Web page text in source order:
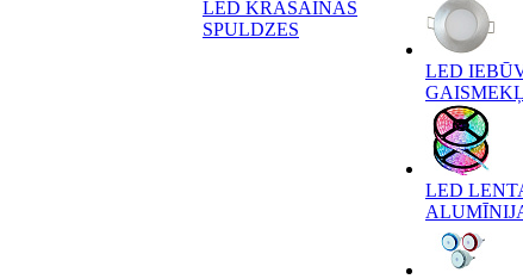
LED KRĀSAINĀS
SPULDZES
LED
LED